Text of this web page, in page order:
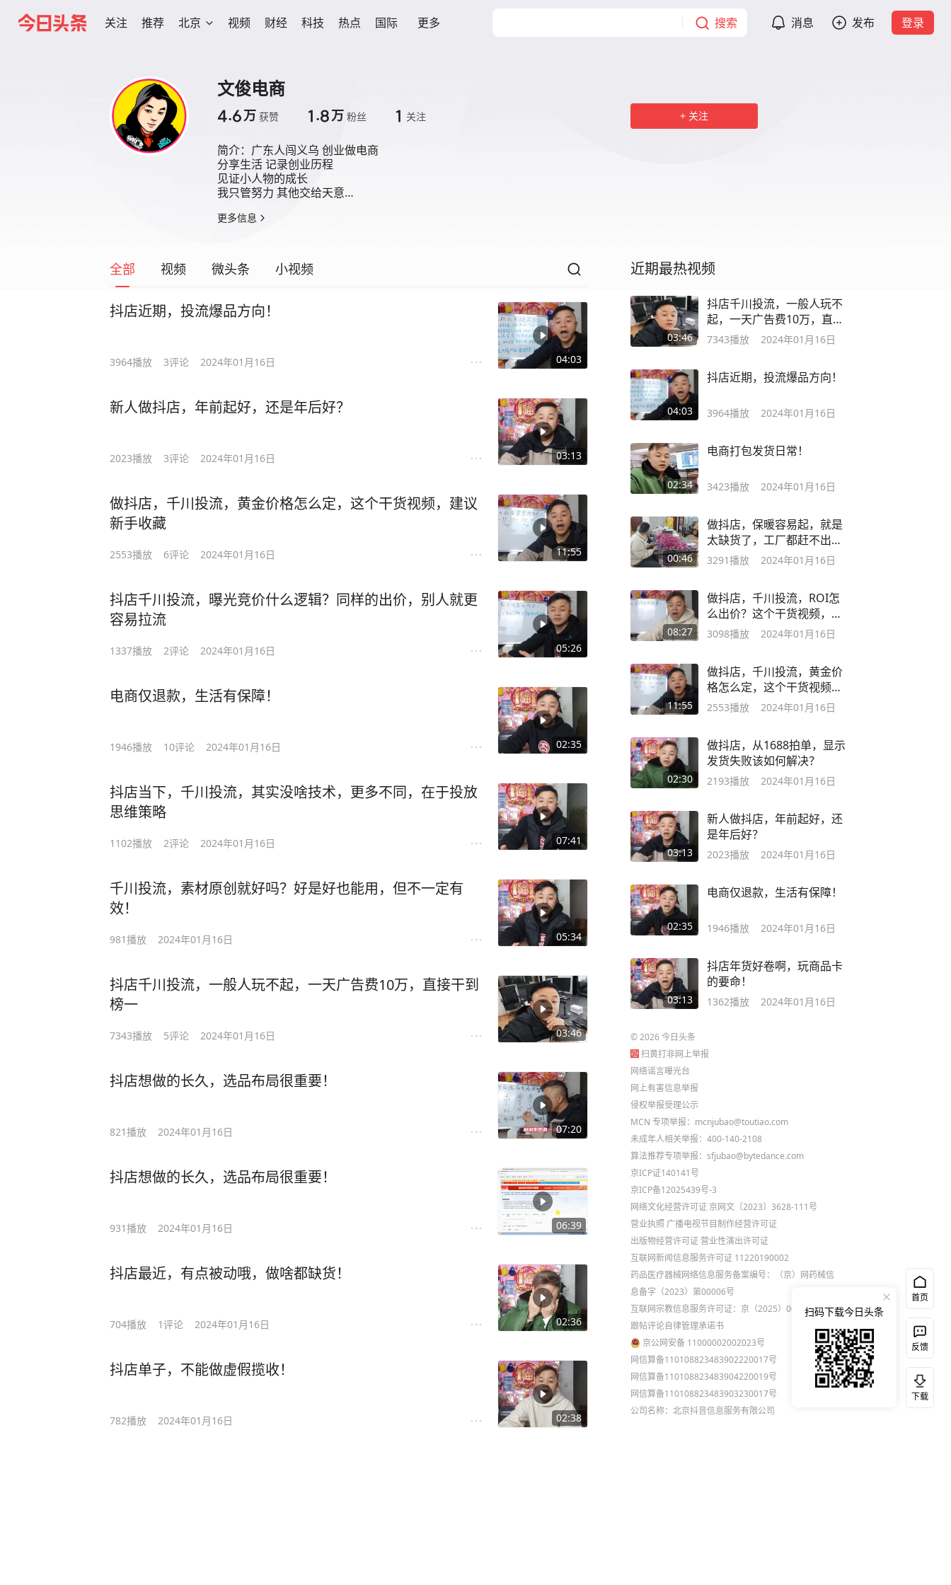
关注 推荐 北京 视频 财经 科技 热点 国际 更多 搜索 消息 发布 登录
文俊电商
4.6万 获赞 1.8万 粉丝 1 关注
简介： 广东人闯义乌 创业做电商
分享生活 记录创业历程
见证小人物的成长
我只管努力 其他交给天意…
更多信息
关注
全部 视频 微头条 小视频
04:03
抖店近期，投流爆品方向！
3964播放 3评论 2024年01月16日
03:13
新人做抖店，年前起好，还是年后好？
2023播放 3评论 2024年01月16日
11:55
做抖店，千川投流，黄金价格怎么定，这个干货视频，建议
新手收藏
2553播放 6评论 2024年01月16日
05:26
抖店千川投流，曝光竞价什么逻辑？同样的出价，别人就更
容易拉流
1337播放 2评论 2024年01月16日
02:35
电商仅退款，生活有保障！
1946播放 10评论 2024年01月16日
07:41
抖店当下，千川投流，其实没啥技术，更多不同，在于投放
思维策略
1102播放 2评论 2024年01月16日
05:34
千川投流，素材原创就好吗？好是好也能用，但不一定有
效！
981播放 2024年01月16日
03:46
抖店千川投流，一般人玩不起，一天广告费10万，直接干到
榜一
7343播放 5评论 2024年01月16日
07:20
抖店想做的长久，选品布局很重要！
821播放 2024年01月16日
06:39
抖店想做的长久，选品布局很重要！
931播放 2024年01月16日
02:36
抖店最近，有点被动哦，做啥都缺货！
704播放 1评论 2024年01月16日
02:38
抖店单子，不能做虚假揽收！
782播放 2024年01月16日
近期最热视频
03:46
抖店千川投流，一般人玩不
起，一天广告费10万，直接
干到榜一
7343播放 2024年01月16日
04:03
抖店近期，投流爆品方向！
3964播放 2024年01月16日
02:34
电商打包发货日常！
3423播放 2024年01月16日
00:46
做抖店，保暖容易起，就是
太缺货了，工厂都赶不出
来！
3291播放 2024年01月16日
08:27
做抖店，千川投流，ROI怎
么出价？这个干货视频，建
议新手收藏
3098播放 2024年01月16日
11:55
做抖店，千川投流，黄金价
格怎么定，这个干货视频，
建议新手收藏
2553播放 2024年01月16日
02:30
做抖店，从1688拍单，显示
发货失败该如何解决？
2193播放 2024年01月16日
03:13
新人做抖店，年前起好，还
是年后好？
2023播放 2024年01月16日
02:35
电商仅退款，生活有保障！
1946播放 2024年01月16日
03:13
抖店年货好卷啊，玩商品卡
的要命！
1362播放 2024年01月16日
©2026今日头条
扫黄打非网上举报
网络谣言曝光台
网上有害信息举报
侵权举报受理公示
MCN 专项举报：mcnjubao@toutiao.com
未成年人相关举报：400-140-2108
算法推荐专项举报：sfjubao@bytedance.com
京ICP证140141号
京ICP备12025439号-3
网络文化经营许可证 京网文〔2023〕3628-111号
营业执照 广播电视节目制作经营许可证
出版物经营许可证 营业性演出许可证
互联网新闻信息服务许可证 11220190002
药品医疗器械网络信息服务备案编号：（京）网药械信
息备字（2023）第00006号
互联网宗教信息服务许可证：京（2025）0000021
跟帖评论自律管理承诺书
京公网安备 11000002002023号
网信算备110108823483902220017号
网信算备110108823483904220019号
网信算备110108823483903230017号
公司名称：北京抖音信息服务有限公司
首页
反馈
下载
扫码下载今日头条